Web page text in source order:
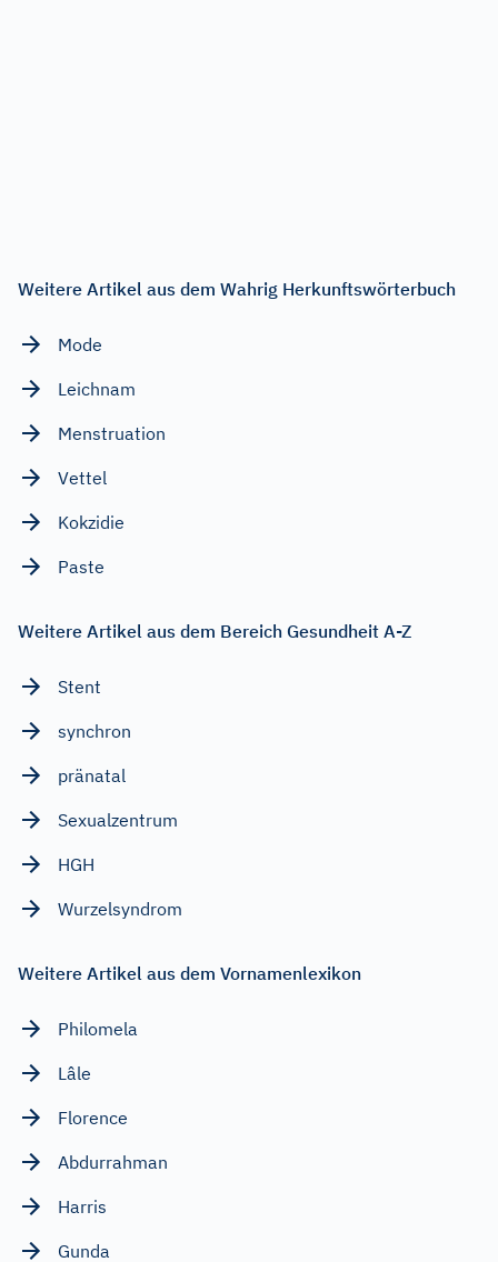
Weitere Artikel aus dem Wahrig Herkunftswörterbuch
Mode
Leichnam
Menstruation
Vettel
Kokzidie
Paste
Weitere Artikel aus dem Bereich Gesundheit A-Z
Stent
synchron
pränatal
Sexualzentrum
HGH
Wurzelsyndrom
Weitere Artikel aus dem Vornamenlexikon
Philomela
Lâle
Florence
Abdurrahman
Harris
Gunda